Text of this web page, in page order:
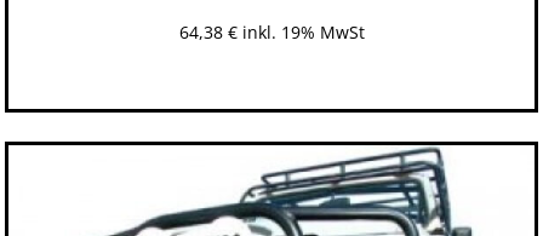
64,38 € inkl. 19% MwSt